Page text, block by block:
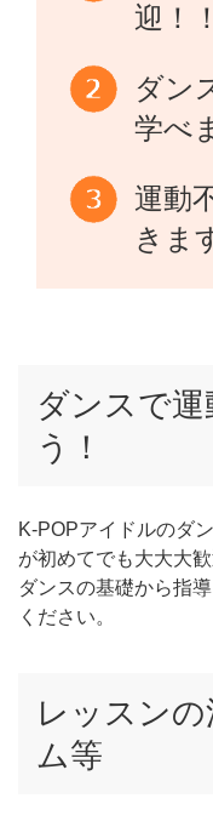
迎！
ダン
学べ
運動
きま
ダンスで運
う！
K-POPアイドルのダ
が初めてでも大大大歓
ダンスの基礎から指
ください。
レッスン
ム等